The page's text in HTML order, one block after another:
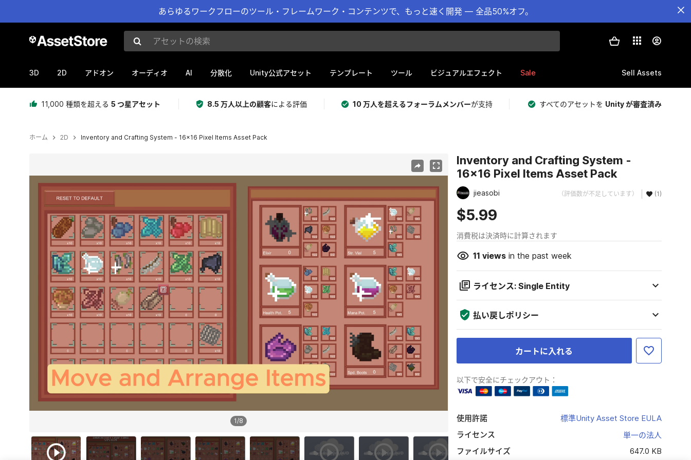
あらゆるワークフローのツール・フレームワーク・コンテンツで、もっと速く開発 — 全品50%オフ。
アセットの検索
3D 2D アドオン オーディオ AI 分散化 Unity公式アセット テンプレート ツール ビジュアルエフェクト Sale Sell Assets
11,000 種類を超える 5 つ星アセット 8.5 万人以上の顧客による評価 10 万人を超えるフォーラムメンバーが支持 すべてのアセットを Unity が審査済み
ホーム 2D Inventory and Crafting System - 16x16 Pixel Items Asset Pack
1/8
Inventory and Crafting System -
16x16 Pixel Items Asset Pack
jieasobi （評価数が不足しています） (1)
$5.99
消費税は決済時に計算されます
11 viewsin the past week
ライセンス: Single Entity
払い戻しポリシー
カートに入れる
以下で安全にチェックアウト：
使用許諾
標準Unity Asset Store EULA
ライセンス
単一の法人
ファイルサイズ
647.0 KB